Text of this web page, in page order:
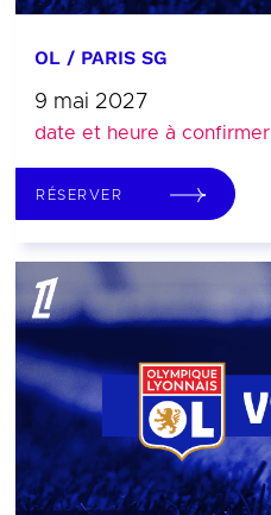
OL / PARIS SG
9 mai 2027
date et heure à confirmer
RÉSERVER